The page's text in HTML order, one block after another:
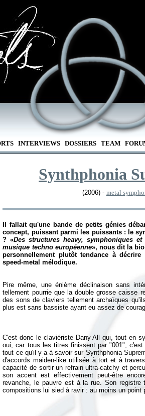
INTERVIEWS DOSSIERS TEAM
Synthphonia
(2006) - metal
Il fallait qu'une bande de petits génies
concept, puissant parmi les puissants : le
? «Des structures heavy, symphoniques
musique techno européenne», nous dit la
personnellement plutôt tendance à
speed-metal mélodique.
Pire même, une énième déclinaison sans
tellement pourrie que la double grosse caisse
des sons de claviers tellement archaïques
C'est donc le claviériste Dany All qui, tout en
oui, car tous les titres finissent par "001",
tout ce qu'il y a à savoir sur Synthphonia
d'accords maiden-likeutilisée à tort et à
capacité de sortir un refrain ultra-catchy et
son accent est effectivement peut-être
revanche, le pauvre est à la rue. Son